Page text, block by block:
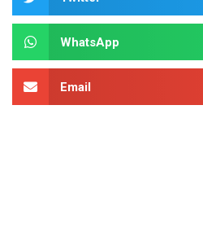
WhatsApp
Email